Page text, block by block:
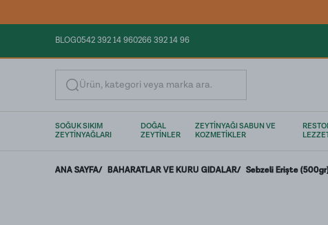
BLOG0542 392 14 960266 392 14 96
Ürün, kategori veya marka ara.
SOĞUK SIKIM
ZEYTİNYAĞLARI
DOĞAL
ZEYTİNLER
ZEYTİNYAĞI SABUN VE
KOZMETİKLER
ANA SAYFA/ BAHARATLAR VE KURU GIDALAR/ Sebzeli Erişte